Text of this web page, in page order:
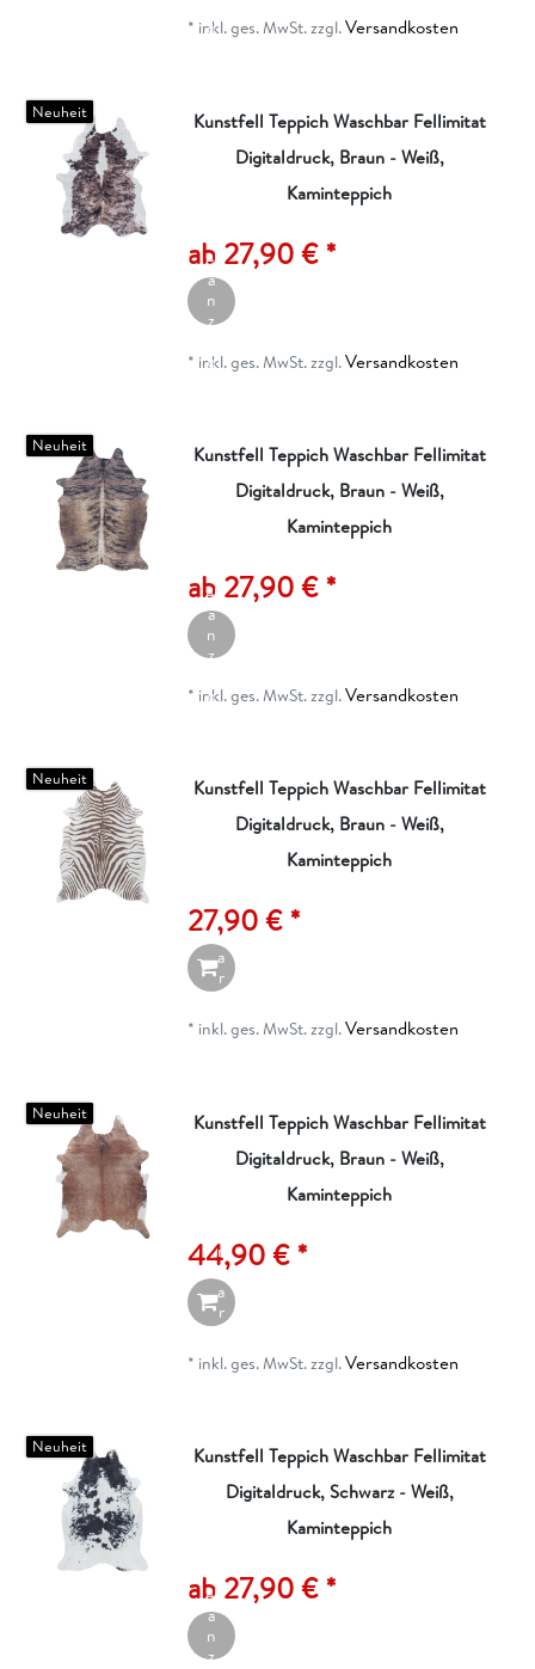
g
* inkl. ges. MwSt.zzgl.Versandkosten
Neuheit
Kunstfell Teppich Waschbar Fellimitat
Digitaldruck, Braun - Weiß,
Kaminteppich
ab 27,90 € *
ik
el
a
n
z
g
* inkl. ges. MwSt.zzgl.Versandkosten
Neuheit
Kunstfell Teppich Waschbar Fellimitat
Digitaldruck, Braun - Weiß,
Kaminteppich
ab 27,90 € *
ik
el
a
n
z
g
* inkl. ges. MwSt.zzgl.Versandkosten
Neuheit
Kunstfell Teppich Waschbar Fellimitat
Digitaldruck, Braun - Weiß,
Kaminteppich
27,90 € *
n
W
a
r
e
n
k
* inkl. ges. MwSt.zzgl.Versandkosten
Neuheit
Kunstfell Teppich Waschbar Fellimitat
Digitaldruck, Braun - Weiß,
Kaminteppich
44,90 € *
n
W
a
r
e
n
k
* inkl. ges. MwSt.zzgl.Versandkosten
Neuheit
Kunstfell Teppich Waschbar Fellimitat
Digitaldruck, Schwarz - Weiß,
Kaminteppich
ab 27,90 € *
ik
el
a
n
z